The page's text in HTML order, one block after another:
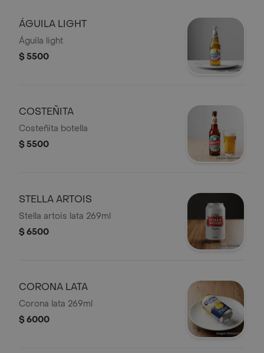
ÁGUILA LIGHT
Águila light
$ 5500
COSTEÑITA
Costeñita botella
$ 5500
STELLA ARTOIS
Stella artois lata 269ml
$ 6500
CORONA LATA
Corona lata 269ml
$ 6000